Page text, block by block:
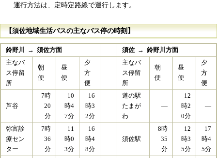
運行方法は、定時定路線で運行します。
【須佐地域生活バスの主なバス停の時刻】
鈴野川 → 須佐方面
須佐 → 鈴野川方面
主なバ
ス停留
所
朝
便
昼
便
夕
方
便
主なバ
ス停留
所
朝
便
昼
便
夕
方
便
芦谷
7時
20
分
10
時4
7分
16
時3
2分
道の駅
たまが
わ
―
12
時2
0分
―
弥富診
療セン
ター
7時
36
分
11
時0
3分
16
時4
8分
須佐駅
8時
35
分
12
時3
5分
17
時4
5分